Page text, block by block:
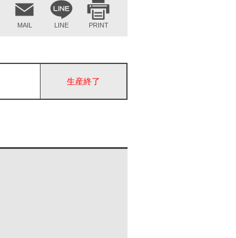
MAIL LINE PRINT
生産終了